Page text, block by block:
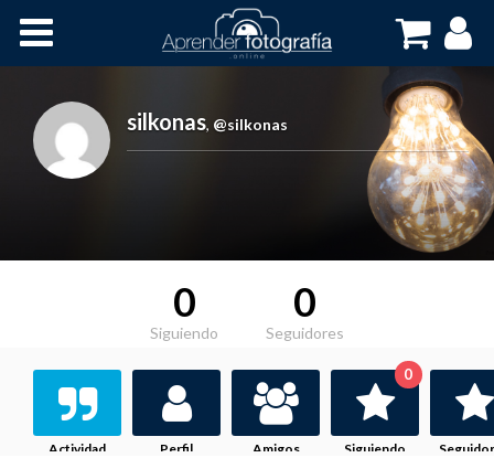
Cursos OnLine
silkonas, @silkonas
0
Siguiendo
0
Seguidores
Actividad Perfil Amigos Siguiendo
0